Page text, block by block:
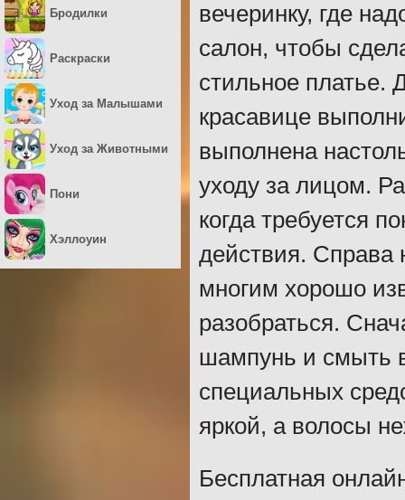
вечеринку, где
салон, чтобы
стильное платье.
красавице
выполнена
уходу за лицом.
когда требуется
действия. Справа
многим хорошо
разобраться.
шампунь и смыть
специальных
яркой, а волосы
Бесплатная
Бродилки
Раскраски
Уход за Малышами
Уход за Животными
Пони
Хэллоуин